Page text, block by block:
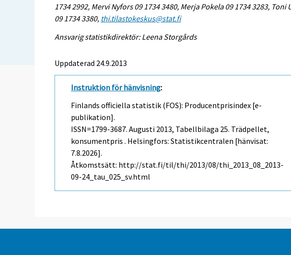
1734 2992, Mervi Nyfors 09 1734 3480, Merja Pokela 09 1734 3283, Toni
09 1734 3380, thi.tilastokeskus@stat.fi
Ansvarig statistikdirektör: Leena Storgårds
Uppdaterad 24.9.2013
Instruktion för hänvisning:
Finlands officiella statistik (FOS): Producentprisindex [e-
publikation].
ISSN=1799-3687.Augusti 2013, Tabellbilaga 25. Trädpellet,
konsumentpris . Helsingfors: Statistikcentralen [hänvisat:
7.8.2026].
Åtkomstsätt: http://stat.fi/til/thi/2013/08/thi_2013_08_2013-
09-24_tau_025_sv.html